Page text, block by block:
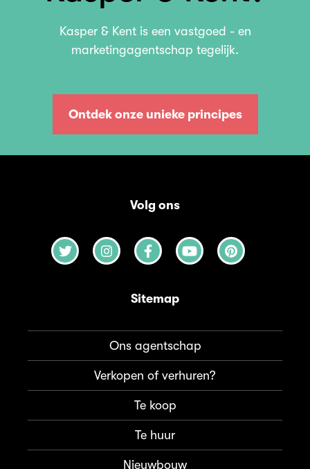
Kasper & Kent is een vastgoed - en
marketingagentschap tegelijk.
Ontdek onze unieke principes
Volg ons
Sitemap
Ons agentschap
Verkopen of verhuren?
Te koop
Te huur
Nieuwbouw